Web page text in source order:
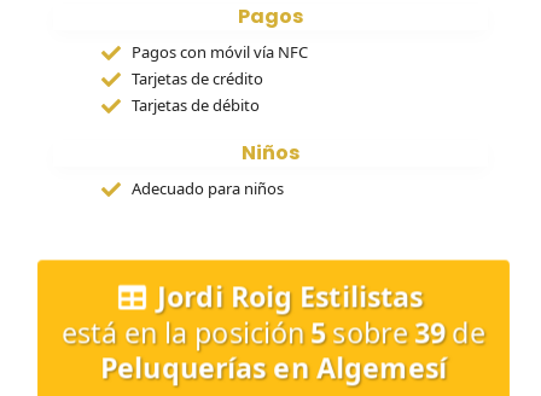
Pagos
Pagos con móvil vía NFC
Tarjetas de crédito
Tarjetas de débito
Niños
Adecuado para niños
Jordi Roig Estilistas
está en la posición5sobre39 de
Peluquerías en Algemesí